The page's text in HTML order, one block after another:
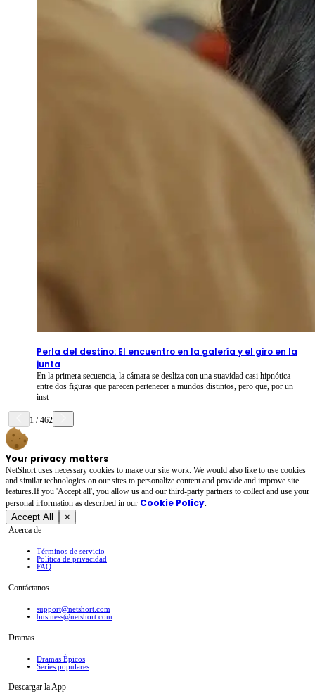
Perla del destino: El encuentro en la galería y el giro en la
junta
En la primera secuencia, la cámara se desliza con una suavidad casi hipnótica
entre dos figuras que parecen pertenecer a mundos distintos, pero que, por un
inst
1 /462
Your privacy matters
NetShort uses necessary cookies to make our site work. We would also like to use cookies
and similar technologies on our sites to personalize content and provide and improve site
features.If you 'Accept all', you allow us and our third-party partners to collect and use your
personal irformation as described in our Cookie Policy.
Accept All ×
Acerca de
Términos de servicio
Política de privacidad
FAQ
Contáctanos
support@netshort.com
business@netshort.com
Dramas
Dramas Épicos
Series populares
Descargar la App